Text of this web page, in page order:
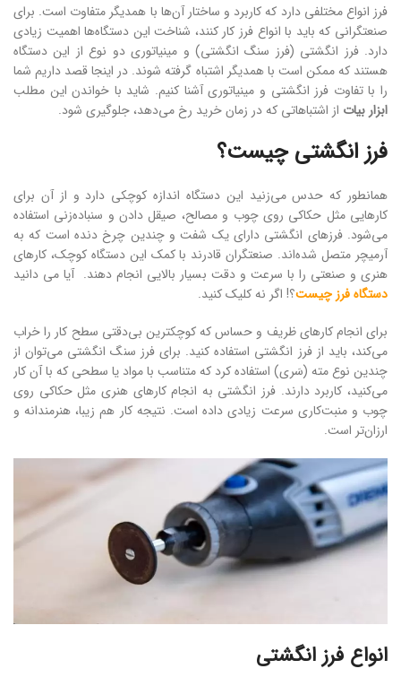
فرز انواع مختلفی دارد که کاربرد و ساختار آن‌ها با همدیگر متفاوت است. برای
صنعتگرانی که باید با انواع فرز کار کنند، شناخت این دستگاه‌ها اهمیت زیادی
دارد. فرز انگشتی (فرز سنگ انگشتی) و مینیاتوری دو نوع از این دستگاه
هستند که ممکن است با همدیگر اشتباه گرفته شوند. در اینجا قصد داریم شما
را با تفاوت فرز انگشتی و مینیاتوری آشنا کنیم. شاید با خواندن این مطلب
ابزار بیات از اشتباهاتی که در زمان خرید رخ می‌دهد، جلوگیری شود.
فرز انگشتی چیست؟
همانطور که حدس می‌زنید این دستگاه اندازه کوچکی دارد و از آن برای
کارهایی مثل حکاکی روی چوب و مصالح، صیقل دادن و سنباده‌زنی استفاده
می‌شود. فرزهای انگشتی دارای یک شفت و چندین چرخ دنده است که به
آرمیچر متصل شده‌اند. صنعتگران قادرند با کمک این دستگاه کوچک، کارهای
هنری و صنعتی را با سرعت و دقت بسیار بالایی انجام دهند. آیا می دانید
دستگاه فرز چیست؟! اگر نه کلیک کنید.
برای انجام کارهای ظریف و حساس که کوچکترین بی‌دقتی سطح کار را خراب
می‌کند، باید از فرز انگشتی استفاده کنید. برای فرز سنگ انگشتی می‌توان از
چندین نوع مته (سَری) استفاده کرد که متناسب با مواد یا سطحی که با آن کار
می‌کنید، کاربرد دارند. فرز انگشتی به انجام کارهای هنری مثل حکاکی روی
چوب و منبت‌کاری سرعت زیادی داده است. نتیجه کار هم زیبا، هنرمندانه و
ارزان‌تر است.
انواع فرز انگشتی